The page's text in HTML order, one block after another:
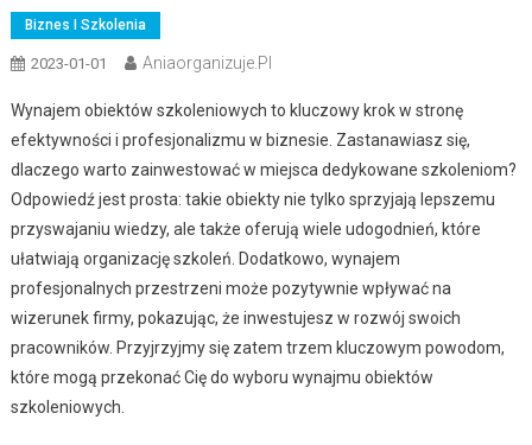
Biznes I Szkolenia
2023-01-01 Aniaorganizuje.pl
Wynajem obiektów szkoleniowych to kluczowy krok w stronę
efektywności i profesjonalizmu w biznesie. Zastanawiasz się,
dlaczego warto zainwestować w miejsca dedykowane szkoleniom?
Odpowiedź jest prosta: takie obiekty nie tylko sprzyjają lepszemu
przyswajaniu wiedzy, ale także oferują wiele udogodnień, które
ułatwiają organizację szkoleń. Dodatkowo, wynajem
profesjonalnych przestrzeni może pozytywnie wpływać na
wizerunek firmy, pokazując, że inwestujesz w rozwój swoich
pracowników. Przyjrzyjmy się zatem trzem kluczowym powodom,
które mogą przekonać Cię do wyboru wynajmu obiektów
szkoleniowych.